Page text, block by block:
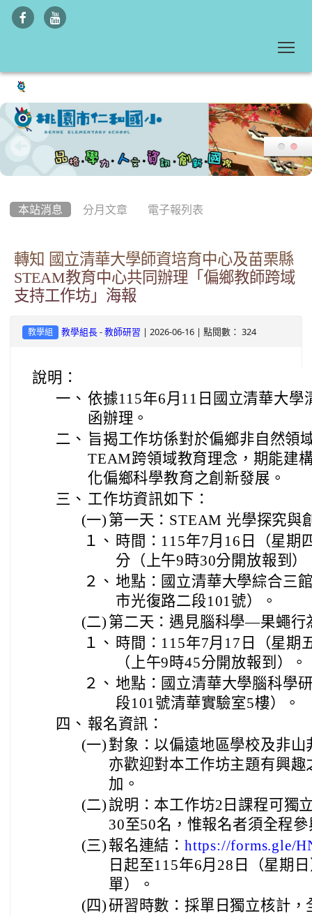
本站消息 分月文章 電子報列表
轉知 國立清華大學師資培育中心及苗栗縣
STEAM教育中心共同辦理「偏鄉教師跨域
支持工作坊」海報
教學組 教學組長- 教師研習 | 2026-06-16 | 點閱數： 324
說明：
一、 依據115年6月11日國立清華大學
函辦理。
二、 旨揭工作坊係對於偏鄉非自然領
TEAM跨領域教育理念，期能建
化偏鄉科學教育之創新發展。
三、 工作坊資訊如下：
(一) 第一天：STEAM 光學探究與
１、 時間：115年7月16日（星期
分（上午9時30分開放報到）
２、 地點：國立清華大學綜合三
市光復路二段101號）。
(二) 第二天：遇見腦科學—果蠅行
１、 時間：115年7月17日（星期
（上午9時45分開放報到）。
２、 地點：國立清華大學腦科學
段101號清華實驗室5樓）。
四、 報名資訊：
(一) 對象：以偏遠地區學校及非
亦歡迎對本工作坊主題有興
加。
(二)說明：本工作坊2日課程可獨
30至50名，惟報名者須全程
(三) 報名連結： https://forms.gle/
日起至115年6月28日（星期
單）。
(四)研習時數：採單日獨立核計